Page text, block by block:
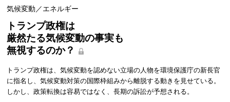
気候変動／エネルギー
トランプ政権は
厳然たる気候変動の事実も
無視するのか？
トランプ政権は、気候変動を認めない立場の人物を環境保護庁の新長官
に指名し、気候変動対策の国際枠組みから離脱する動きを見せている。
しかし、政策転換は容易ではなく、長期の訴訟が予想される。